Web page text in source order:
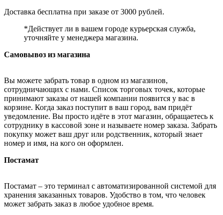
Доставка бесплатна при заказе от 3000 рублей.
*Действует ли в вашем городе курьерская служба,
уточняйте у менеджера магазина.
Самовывоз из магазина
Вы можете забрать товар в одном из магазинов,
сотрудничающих с нами. Список торговых точек, которые
принимают заказы от нашей компании появится у вас в
корзине. Когда заказ поступит в ваш город, вам придёт
уведомление. Вы просто идёте в этот магазин, обращаетесь к
сотруднику в кассовой зоне и называете номер заказа. Забрать
покупку может ваш друг или родственник, который знает
номер и имя, на кого он оформлен.
Постамат
Постамат – это терминал с автоматизированной системой для
хранения заказанных товаров. Удобство в том, что человек
может забрать заказ в любое удобное время.